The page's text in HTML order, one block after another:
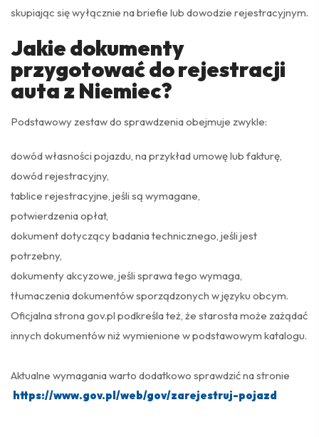
skupiając się wyłącznie na briefie lub dowodzie rejestracyjnym.
Jakie dokumenty
przygotować do rejestracji
auta z Niemiec?
Podstawowy zestaw do sprawdzenia obejmuje zwykle:
dowód własności pojazdu, na przykład umowę lub fakturę,
dowód rejestracyjny,
tablice rejestracyjne, jeśli są wymagane,
potwierdzenia opłat,
dokument dotyczący badania technicznego, jeśli jest
potrzebny,
dokumenty akcyzowe, jeśli sprawa tego wymaga,
tłumaczenia dokumentów sporządzonych w języku obcym.
Oficjalna strona gov.pl podkreśla też, że starosta może zażądać
innych dokumentów niż wymienione w podstawowym katalogu.
Aktualne wymagania warto dodatkowo sprawdzić na stronie
https://www.gov.pl/web/gov/zarejestruj-pojazd